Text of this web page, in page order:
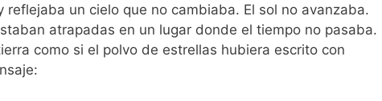
reflejaba un cielo que no cambiaba. El sol no avanzaba.
atrapadas en un lugar donde el tiempo no pasaba.
como si el polvo de estrellas hubiera escrito con